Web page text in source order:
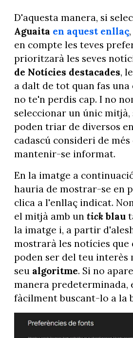
D'aquesta manera, si
Aguaita en aquest enllaç
en compte les teves
prioritzarà les seves
de Notícies destacades,
a dalt de tot quan fas una
no te'n perdis cap. I no
seleccionar un únic mitjà,
poden triar de diversos
cadascú consideri de
mantenir-se informat.
En la imatge a
hauria de mostrar-se en
clica a l'enllaç indicat.
el mitjà amb un tickblau
la imatge i, a partir
mostrarà les notícies que
poden ser del teu interès
seu algoritme. Si no
manera predeterminada,
fàcilment buscant-lo a la